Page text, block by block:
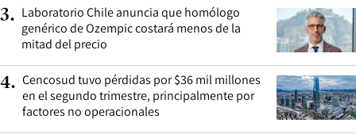
3. Laboratorio Chile anuncia que homólogo
genérico de Ozempic costará menos de la
mitad del precio
4. Cencosud tuvo pérdidas por $36 mil millones
en el segundo trimestre, principalmente por
factores no operacionales